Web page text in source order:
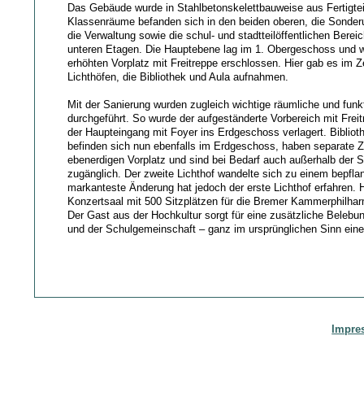
Das Gebäude wurde in Stahlbetonskelettbauweise aus
Klassenräume befanden sich in den beiden oberen, die
die Verwaltung sowie die schul- und stadtteilöffentlichen
unteren Etagen. Die Hauptebene lag im 1. Obergeschoss und
erhöhten Vorplatz mit Freitreppe erschlossen. Hier gab es im
Lichthöfen, die Bibliothek und Aula aufnahmen.
Mit der Sanierung wurden zugleich wichtige räumliche und
durchgeführt. So wurde der aufgeständerte Vorbereich mit
der Haupteingang mit Foyer ins Erdgeschoss verlagert.
befinden sich nun ebenfalls im Erdgeschoss, haben separate
ebenerdigen Vorplatz und sind bei Bedarf auch außerhalb der
zugänglich. Der zweite Lichthof wandelte sich zu einem
markanteste Änderung hat jedoch der erste Lichthof erfahren.
Konzertsaal mit 500 Sitzplätzen für die Bremer
Der Gast aus der Hochkultur sorgt für eine zusätzliche
und der Schulgemeinschaft – ganz im ursprünglichen Sinn